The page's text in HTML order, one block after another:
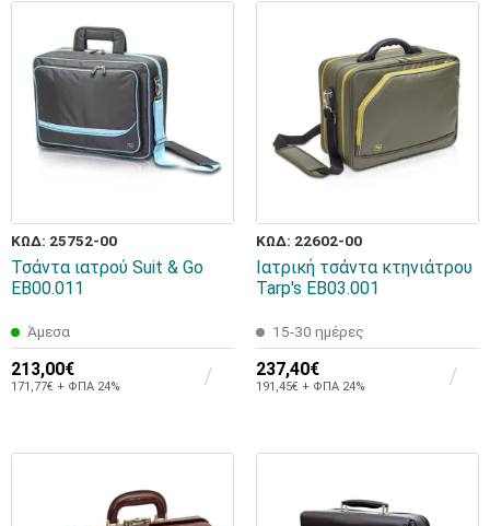
ΚΩΔ: 25752-00
Τσάντα ιατρού Suit & Go
EB00.011
Άμεσα
213,00€
171,77€ + ΦΠΑ 24%
ΚΩΔ: 22602-00
Ιατρική τσάντα κτηνιάτρου
Tarp's ΕΒ03.001
15-30 ημέρες
237,40€
191,45€ + ΦΠΑ 24%